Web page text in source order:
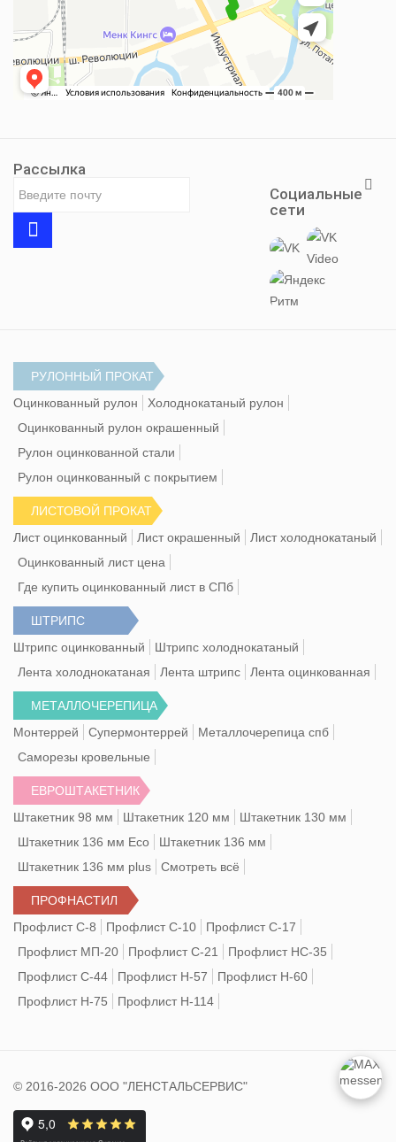
Рассылка
Социальные
сети
РУЛОННЫЙ ПРОКАТ
Оцинкованный рулон
Холоднокатаный рулон
Оцинкованный рулон окрашенный
Рулон оцинкованной стали
Рулон оцинкованный с покрытием
ЛИСТОВОЙ ПРОКАТ
Лист оцинкованный
Лист окрашенный
Лист холоднокатаный
Оцинкованный лист цена
Где купить оцинкованный лист в СПб
ШТРИПС
Штрипс оцинкованный
Штрипс холоднокатаный
Лента холоднокатаная
Лента штрипс Лента оцинкованная
МЕТАЛЛОЧЕРЕПИЦА
Монтеррей
Супермонтеррей
Металлочерепица спб
Саморезы кровельные
ЕВРОШТАКЕТНИК
Штакетник 98 мм
Штакетник 120 мм
Штакетник 130 мм
Штакетник 136 мм Eco
Штакетник 136 мм
Штакетник 136 мм plus
Смотреть всё
ПРОФНАСТИЛ
Профлист С-8
Профлист С-10
Профлист С-17
Профлист МП-20
Профлист С-21
Профлист НС-35
Профлист С-44
Профлист Н-57
Профлист Н-60
Профлист Н-75
Профлист Н-114
© 2016-2026 ООО "ЛЕНСТАЛЬСЕРВИС"